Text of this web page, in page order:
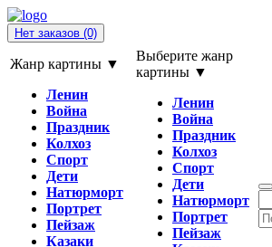
Нет заказов (0)
Жанр картины ▼
Ленин
Война
Праздник
Колхоз
Спорт
Дети
Натюрморт
Портрет
Пейзаж
Казаки
Выберите жанр
картины ▼
Ленин
Война
Праздник
Колхоз
Спорт
Дети
Натюрморт
Портрет
Пейзаж